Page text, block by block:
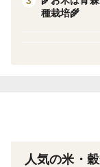
らかで、のどご
種栽培🌾
人気の米・